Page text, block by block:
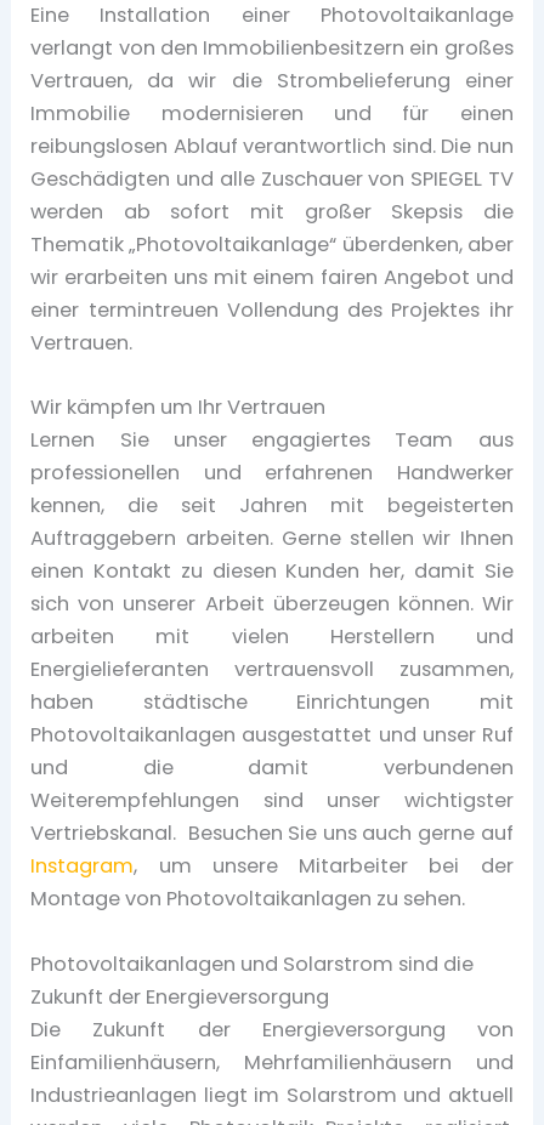
Eine Installation einer Photovoltaikanlage
verlangt von den Immobilienbesitzern ein großes
Vertrauen, da wir die Strombelieferung einer
Immobilie modernisieren und für einen
reibungslosen Ablauf verantwortlich sind. Die nun
Geschädigten und alle Zuschauer von SPIEGEL TV
werden ab sofort mit großer Skepsis die
Thematik „Photovoltaikanlage“ überdenken, aber
wir erarbeiten uns mit einem fairen Angebot und
einer termintreuen Vollendung des Projektes ihr
Vertrauen.
Wir kämpfen um Ihr Vertrauen
Lernen Sie unser engagiertes Team aus
professionellen und erfahrenen Handwerker
kennen, die seit Jahren mit begeisterten
Auftraggebern arbeiten. Gerne stellen wir Ihnen
einen Kontakt zu diesen Kunden her, damit Sie
sich von unserer Arbeit überzeugen können. Wir
arbeiten mit vielen Herstellern und
Energielieferanten vertrauensvoll zusammen,
haben städtische Einrichtungen mit
Photovoltaikanlagen ausgestattet und unser Ruf
und die damit verbundenen
Weiterempfehlungen sind unser wichtigster
Vertriebskanal. Besuchen Sie uns auch gerne auf
Instagram, um unsere Mitarbeiter bei der
Montage von Photovoltaikanlagen zu sehen.
Photovoltaikanlagen und Solarstrom sind die
Zukunft der Energieversorgung
Die Zukunft der Energieversorgung von
Einfamilienhäusern, Mehrfamilienhäusern und
Industrieanlagen liegt im Solarstrom und aktuell